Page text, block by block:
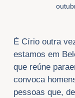
É Círio outra
estamos em
que reúne
convoca
pessoas que,